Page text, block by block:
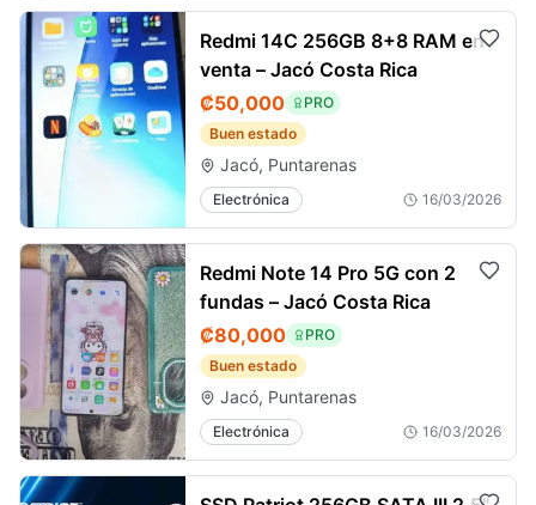
Redmi 14C 256GB 8+8 RAM en
venta – Jacó Costa Rica
₡50,000
PRO
Buen estado
Jacó, Puntarenas
Electrónica 16/03/2026
Redmi Note 14 Pro 5G con 2
fundas – Jacó Costa Rica
₡80,000
PRO
Buen estado
Jacó, Puntarenas
Electrónica 16/03/2026